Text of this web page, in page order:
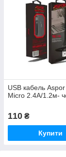
USB кабель Aspor
Micro 2.4A/1.2м-
110 ₴
Купити